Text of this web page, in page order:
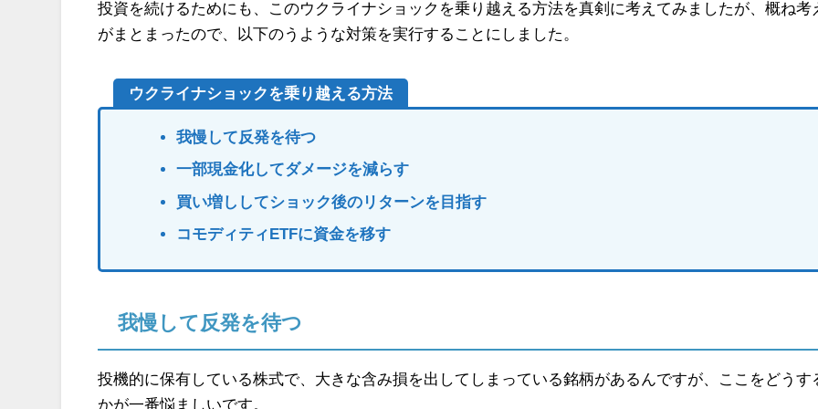
投資を続けるためにも、このウクライナショックを乗り越える方法を真剣に考えてみましたが、概ね考
がまとまったので、以下のうような対策を実行することにしました。
ウクライナショックを乗り越える方法
我慢して反発を待つ
一部現金化してダメージを減らす
買い増ししてショック後のリターンを目指す
コモディティETFに資金を移す
我慢して反発を待つ
投機的に保有している株式で、大きな含み損を出してしまっている銘柄があるんですが、ここをどうす
かが一番悩ましいです。